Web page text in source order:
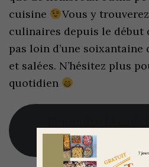
cuisine
Vous y
culinaires depuis le début
pas loin d’une soixantaine
et salées. N’hésitez plus
quotidien